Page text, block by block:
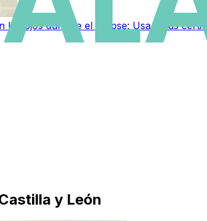
los ojos durante el eclipse: Usa gafas
y León